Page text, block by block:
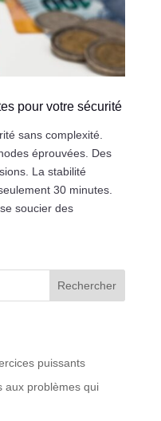
pour votre sécurité
sans complexité.
éprouvées. Des
La stabilité
30 minutes.
soucier des
Rechercher
puissants
aux problèmes qui